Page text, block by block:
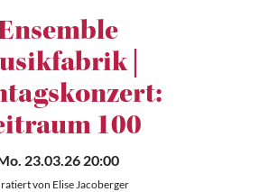
|
100
23.03.26 20:00
von Elise Jacoberger